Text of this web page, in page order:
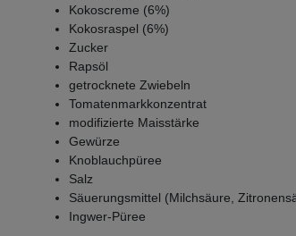
Kokoscreme (6%)
Kokosraspel (6%)
Zucker
Rapsöl
getrocknete Zwiebeln
Tomatenmarkkonzentrat
modifizierte Maisstärke
Gewürze
Knoblauchpüree
Salz
Säuerungsmittel (Milchsäure,
Ingwer-Püree